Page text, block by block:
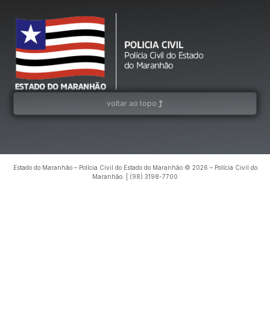
voltar ao topo
Estado do Maranhão – Polícia Civil do Estado do Maranhão © 2026 – Polícia Civil do
Maranhão. | (98) 3198-7700